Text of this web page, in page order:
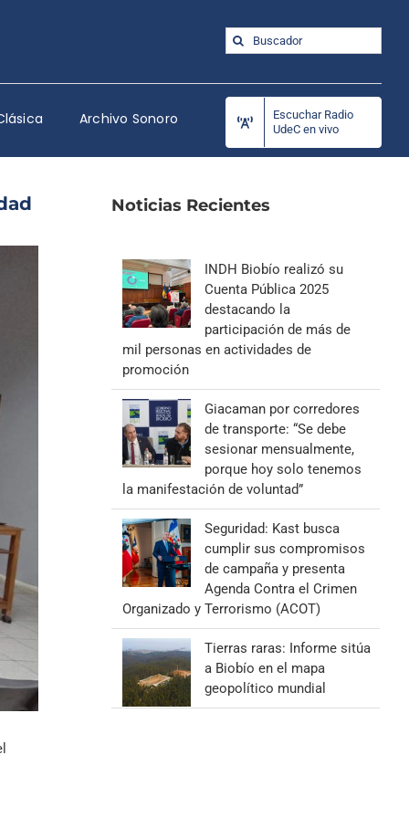
Buscar:
Archivo Sonoro
Escuchar Radio
UdeC en vivo
Noticias Recientes
INDH Biobío realizó su
Cuenta Pública 2025
destacando la
participación de más de
mil personas en actividades de
promoción
Giacaman por corredores
de transporte: “Se debe
sesionar mensualmente,
porque hoy solo tenemos
la manifestación de voluntad”
Seguridad: Kast busca
cumplir sus compromisos
de campaña y presenta
Agenda Contra el Crimen
Organizado y Terrorismo (ACOT)
Tierras raras: Informe sitúa
a Biobío en el mapa
geopolítico mundial